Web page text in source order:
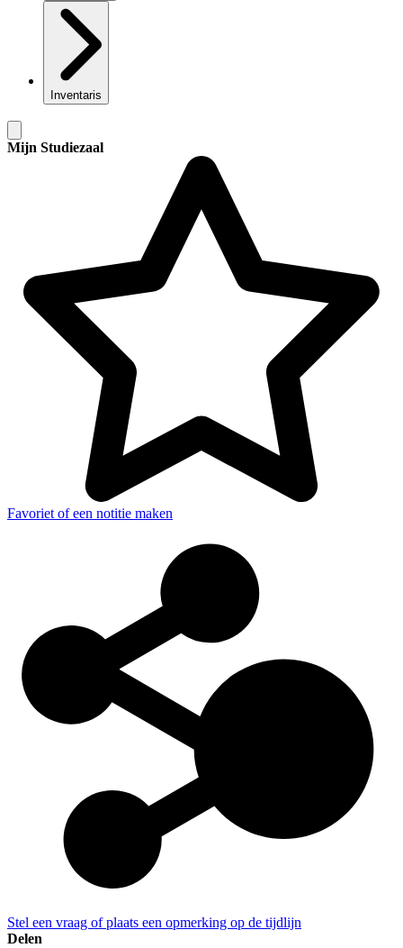
Inventaris
Mijn Studiezaal
Favoriet of een notitie maken
Stel een vraag of plaats een opmerking op de tijdlijn
Delen